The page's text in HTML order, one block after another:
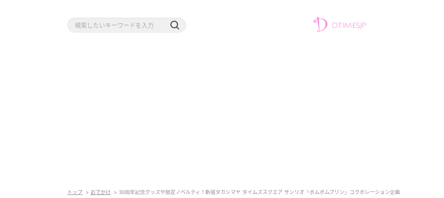
トップ おでかけ 30周年記念グッズや限定ノベルティ！新宿タカシマヤ タイムズスクエア サンリオ「ポムポムプリン」コラボレーション企画